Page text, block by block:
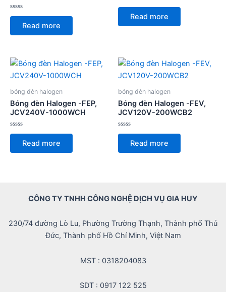
Rated
of
Read more
Rated
of
Read more
bóng đèn halogen
Bóng đèn Halogen -FEP,
JCV240V-1000WCH
Rated
of
Read more
bóng đèn halogen
Bóng đèn Halogen -FEV,
JCV120V-200WCB2
Rated
of
Read more
CÔNG TY TNHH CÔNG NGHỆ DỊCH VỤ GIA HUY
230/74 đường Lò Lu, Phường Trường Thạnh, Thành phố Thủ
Đức, Thành phố Hồ Chí Minh, Việt Nam
MST : 0318204083
SDT : 0917 122 525